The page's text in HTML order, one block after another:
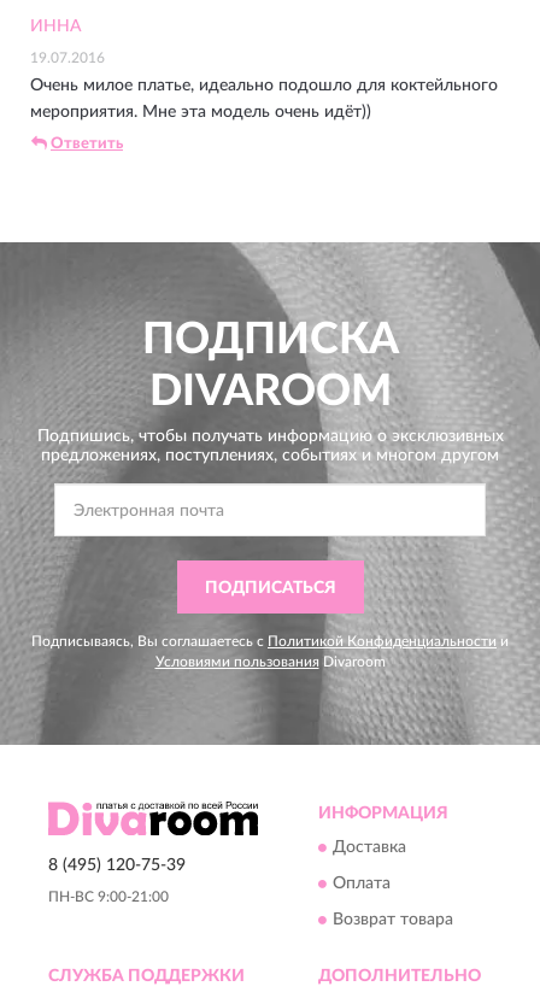
ИННА
19.07.2016
Очень милое платье, идеально подошло для коктейльного
мероприятия. Мне эта модель очень идёт))
Ответить
ПОДПИСКА
DIVAROOM
Подпишись, чтобы получать информацию о эксклюзивных
предложениях, поступлениях, событиях и многом другом
ПОДПИСАТЬСЯ
Подписываясь, Вы соглашаетесь с Политикой Конфиденциальности и
Условиями пользования Divaroom
8 (495) 120-75-39
ПН-ВС 9:00-21:00
ИНФОРМАЦИЯ
Доставка
Оплата
Возврат товара
СЛУЖБА ПОДДЕРЖКИ ДОПОЛНИТЕЛЬНО